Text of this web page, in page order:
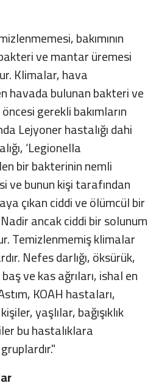
bakımının
ve mantar üremesi
Klimalar, hava
havada bulunan bakteri ve
gerekli bakımların
Lejyoner hastalığı dahi
‘Legionella
bir bakterinin nemli
bunun kişi tarafından
çıkan ciddi ve ölümcül bir
ancak ciddi bir solunum
Temizlenmemiş klimalar
Nefes darlığı, öksürük,
ve kas ağrıları, ishal en
KOAH hastaları,
yaşlılar, bağışıklık
bu hastalıklara